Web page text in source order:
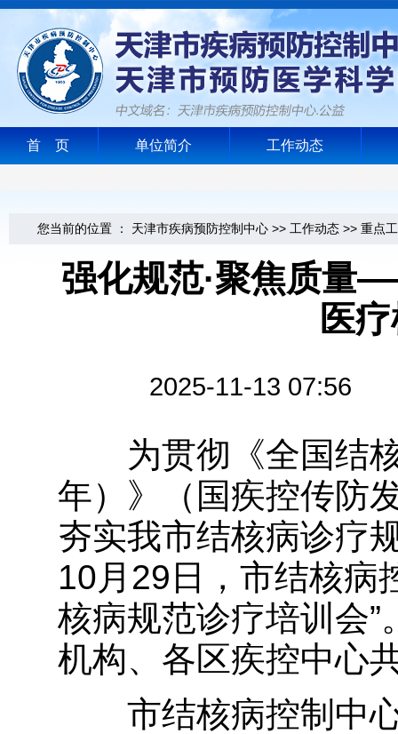
首 页 单位简介 工作动态
您当前的位置 ： 天津市疾病预防控制中心 >> 工作动态 >> 重点
强化规范·聚焦质量
医
2025-11-13 07:56
为贯彻《全国结核
年）》（国疾控传防
夯实我市结核病诊疗
10月29日，市结核病
核病规范诊疗培训会
机构、各区疾控中心
市结核病控制中心